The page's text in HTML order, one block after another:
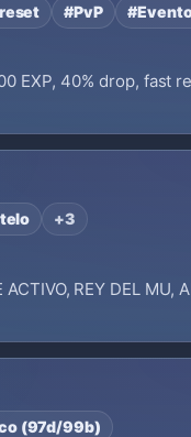
#PvP
EXP, 40% drop, fast
+3
REY DEL MU,
(97d/99b)